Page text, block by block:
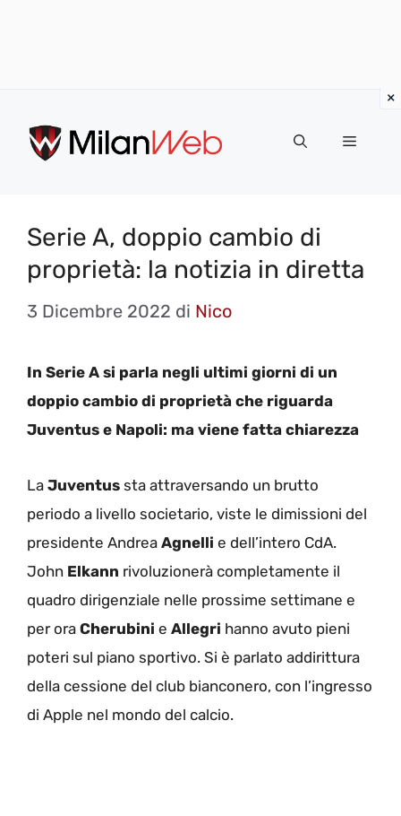
contenuto
MENU
Serie A, doppio cambio di
proprietà: la notizia in diretta
3 Dicembre 2022 di Nico
In Serie A si parla negli ultimi giorni di un
doppio cambio di proprietà che riguarda
Juventus e Napoli: ma viene fatta chiarezza
La Juventus sta attraversando un brutto
periodo a livello societario, viste le dimissioni del
presidente Andrea Agnelli e dell’intero CdA.
John Elkann rivoluzionerà completamente il
quadro dirigenziale nelle prossime settimane e
per ora Cherubini e Allegri hanno avuto pieni
poteri sul piano sportivo. Si è parlato addirittura
della cessione del club bianconero, con l’ingresso
di Apple nel mondo del calcio.